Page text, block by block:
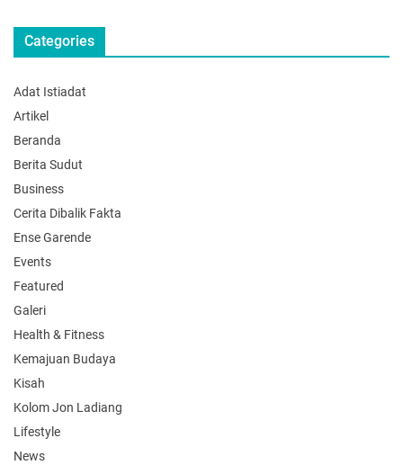
Categories
Adat Istiadat
Artikel
Beranda
Berita Sudut
Business
Cerita Dibalik Fakta
Ense Garende
Events
Featured
Galeri
Health & Fitness
Kemajuan Budaya
Kisah
Kolom Jon Ladiang
Lifestyle
News